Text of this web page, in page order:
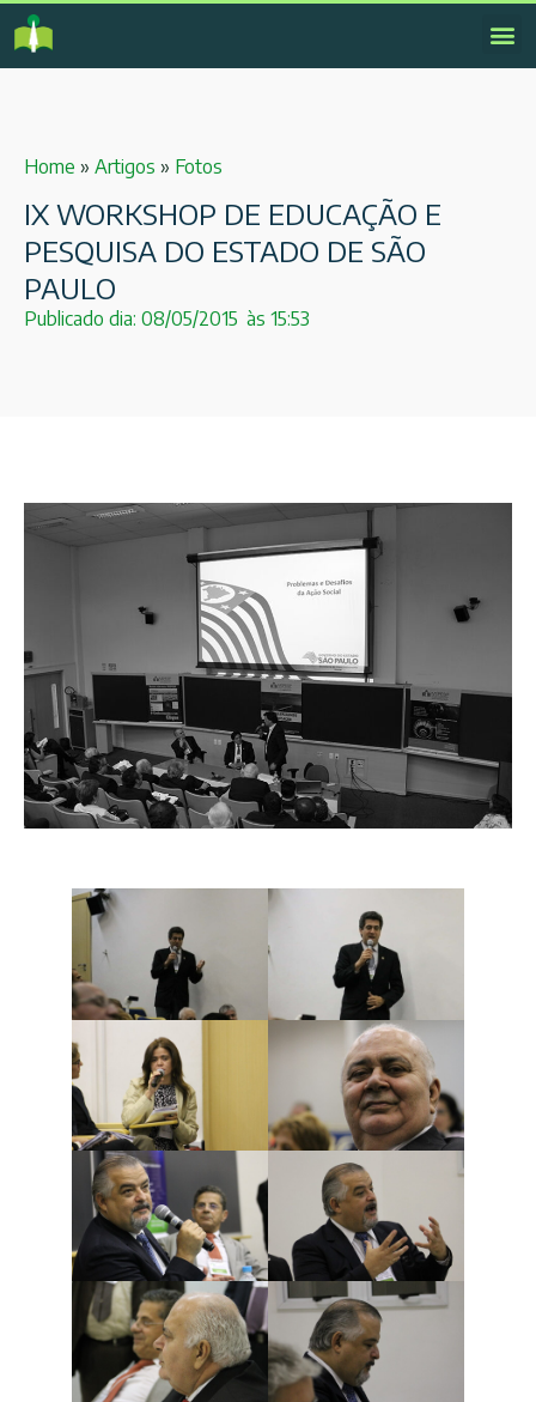
Home » Artigos » Fotos
IX WORKSHOP DE EDUCAÇÃO E
PESQUISA DO ESTADO DE SÃO
PAULO
Publicado dia: 08/05/2015 às 15:53